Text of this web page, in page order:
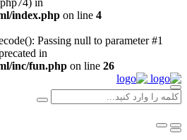
in
index.php on line 4
Passing null to parameter #1
in
inc/fun.php on line 26